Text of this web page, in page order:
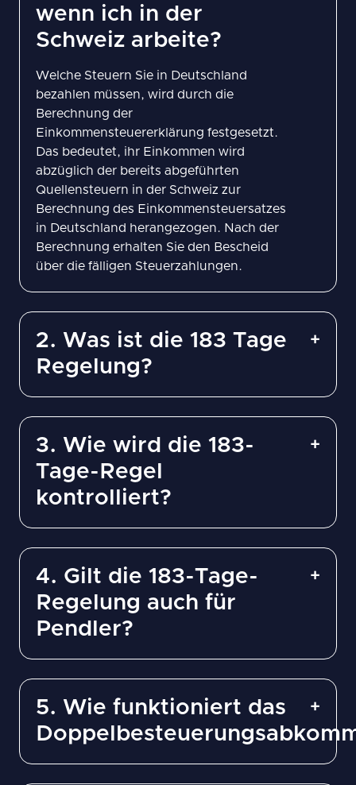
wenn ich in der
Schweiz arbeite?
Welche Steuern Sie in Deutschland
bezahlen müssen, wird durch die
Berechnung der
Einkommensteuererklärung festgesetzt.
Das bedeutet, ihr Einkommen wird
abzüglich der bereits abgeführten
Quellensteuern in der Schweiz zur
Berechnung des Einkommensteuersatzes
in Deutschland herangezogen. Nach der
Berechnung erhalten Sie den Bescheid
über die fälligen Steuerzahlungen.
2. Was ist die 183 Tage
Regelung?
3. Wie wird die 183-
Tage-Regel
kontrolliert?
4. Gilt die 183-Tage-
Regelung auch für
Pendler?
5. Wie funktioniert das